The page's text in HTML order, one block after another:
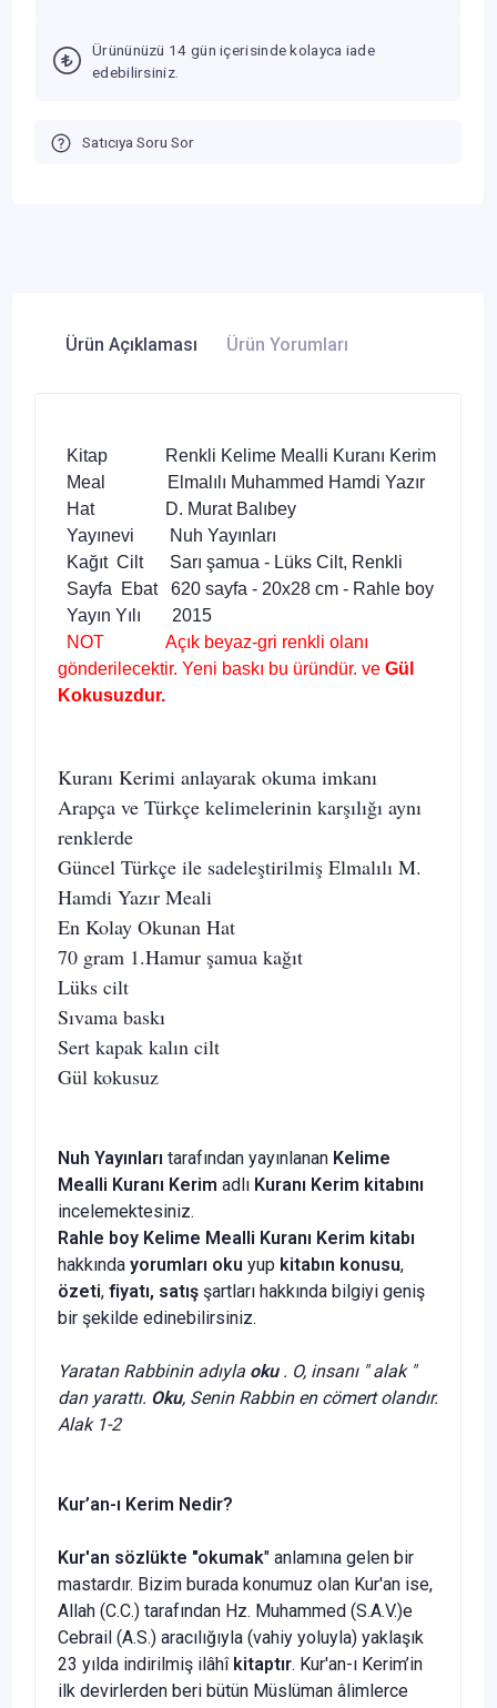
Ürününüzü 14 gün içerisinde kolayca iade
edebilirsiniz.
Satıcıya Soru Sor
Ürün Açıklaması Ürün Yorumları
Kitap Renkli Kelime Mealli Kuranı Kerim
Meal Elmalılı Muhammed Hamdi Yazır
Hat D. Murat Balıbey
Yayınevi Nuh Yayınları
Kağıt Cilt Sarı şamua - Lüks Cilt, Renkli
Sayfa Ebat 620 sayfa - 20x28 cm - Rahle boy
Yayın Yılı 2015
NOT Açık beyaz-gri renkli olanı
gönderilecektir. Yeni baskı bu üründür. ve Gül
Kokusuzdur.
Kuranı Kerimi anlayarak okuma imkanı
Arapça ve Türkçe kelimelerinin karşılığı aynı
renklerde
Güncel Türkçe ile sadeleştirilmiş Elmalılı M.
Hamdi Yazır Meali
En Kolay Okunan Hat
70 gram 1.Hamur şamua kağıt
Lüks cilt
Sıvama baskı
Sert kapak kalın cilt
Gül kokusuz
Nuh Yayınları tarafından yayınlanan Kelime
Mealli Kuranı Kerim adlı Kuranı Kerim kitabını
incelemektesiniz.
Rahle boy Kelime Mealli Kuranı Kerim kitabı
hakkında yorumları oku yup kitabın konusu,
özeti, fiyatı, satış şartları hakkında bilgiyi geniş
bir şekilde edinebilirsiniz.
Yaratan Rabbinin adıyla oku. O, insanı " alak "
dan yarattı. Oku, Senin Rabbin en cömert olandır.
Alak 1-2
Kur’an-ı Kerim Nedir?
Kur'an sözlükte "okumak" anla­mına gelen bir
mastardır. Bizim bu­rada konumuz olan Kur'an ise,
Allah (C.C.) tarafından Hz. Muhammed (S.A.V.)e
Cebrail (A.S.) aracılığıyla (vahiy yoluyla) yaklaşık
23 yılda in­dirilmiş ilâhî kitaptır. Kur'an-ı Kerim’in
ilk devirlerden beri bütün Müslüman âlimlerce